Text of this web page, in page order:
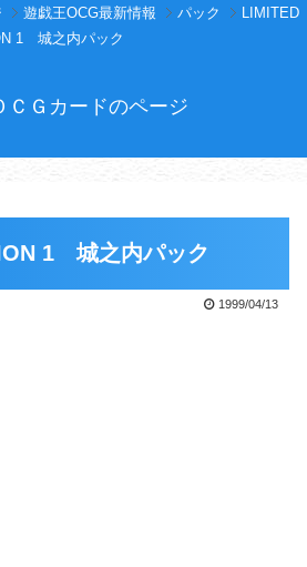
遊戯王OCG最新情報 パック
LIMITED
1 城之内パック
ＣＧカードのページ
1 城之内パック
1999/04/13